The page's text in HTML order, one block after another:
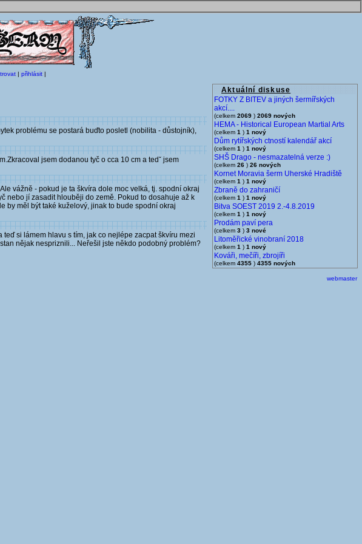
| přihlásit |
Aktuální diskuse
FOTKY Z BITEV a jiných šermířských
akcí....
(celkem 2069 ) 2069 nových
HEMA - Historical European Martial Arts
(celkem 1 ) 1 nový
Dům rytířských ctností kalendář akcí
(celkem 1 ) 1 nový
SHŠ Drago - nesmazatelná verze :)
(celkem 26 ) 26 nových
Kornet Moravia šerm Uherské Hradiště
(celkem 1 ) 1 nový
Zbraně do zahraničí
(celkem 1 ) 1 nový
Bitva SOEST 2019 2.-4.8.2019
(celkem 1 ) 1 nový
Prodám paví pera
(celkem 3 ) 3 nové
Litoměřické vinobraní 2018
(celkem 1 ) 1 nový
Kováři, mečíři, zbrojíři
(celkem 4355 ) 4355 nových
problému se postará buďto posletl (nobilita - důstojník),
jsem dodanou tyč o cca 10 cm a tedˇ jsem
vážně - pokud je ta škvíra dole moc velká, tj. spodní okraj
nebo jí zasadit hlouběji do země. Pokud to dosahuje až k
by měl být také kuželový, jinak to bude spodní okraj
si lámem hlavu s tím, jak co nejlépe zacpat škvíru mezi
nějak nespriznili... Neřešil jste někdo podobný problém?
webmaster